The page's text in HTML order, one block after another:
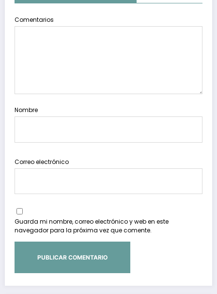
Comentarios
Nombre
Correo electrónico
Guarda mi nombre, correo electrónico y web en este
navegador para la próxima vez que comente.